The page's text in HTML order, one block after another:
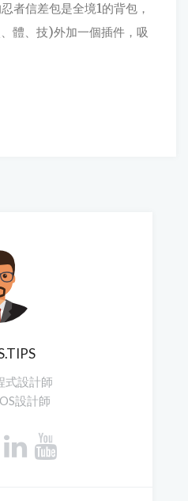
者信差包是全境1的背包，
體、技)外加一個插件，吸
式設計師
設計師